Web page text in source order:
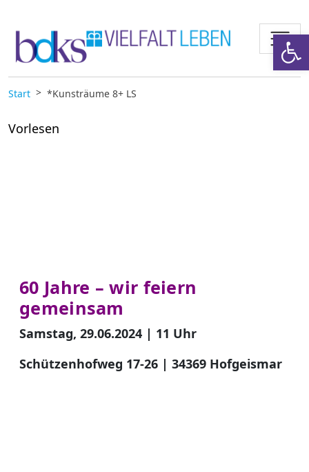
Start *Kunsträume 8+ LS
Vorlesen
60 Jahre – wir feiern
gemeinsam
Samstag, 29.06.2024 | 11 Uhr
Schützenhofweg 17-26 | 34369 Hofgeismar